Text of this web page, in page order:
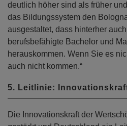
deutlich höher sind als früher
das Bildungssystem den
ausgestaltet, dass hinterher
berufsbefähigte Bachelor und
herauskommen. Wenn Sie es
auch nicht kommen.“
5. Leitlinie:
Die Innovationskraft der